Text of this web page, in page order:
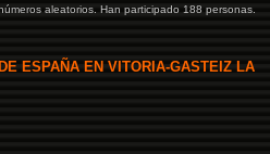
aleatorios. Han participado 188 personas.
ESPAÑA EN VITORIA-GASTEIZ LA